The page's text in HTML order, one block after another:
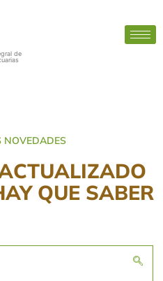
de
NOVEDADES
QUE SABER